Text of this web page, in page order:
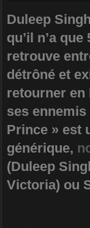
Duleep
qu’il n’a
retrouve
détrôné et
retourner en
ses
Prince » est
générique,
(Duleep
Victoria) ou